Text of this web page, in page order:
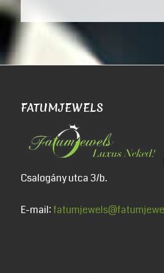
FATUMJEWELS
Csalogány utca 3/b.
E-mail: